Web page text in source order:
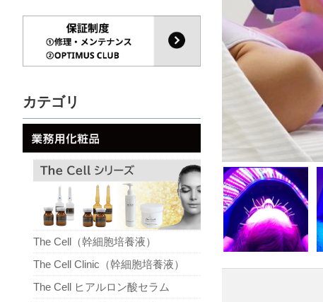
カテゴリ
The Cell（幹細胞培養液）
The Cell Clinic（幹細胞培養液）
The Cell ヒアルロン酸セラム